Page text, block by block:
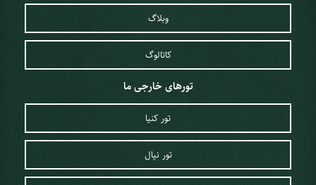
وبلاگ
کاتالوگ
تورهای خارجی ما
تور کنیا
تور نپال